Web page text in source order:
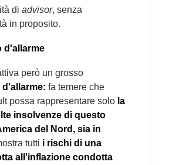
di advisor, senza
in proposito.
d'allarme
però un grosso
fa temere che
possa rappresentare solo la
insolvenze di questo
del Nord, sia in
tutti i rischi di una
all'inflazione condotta